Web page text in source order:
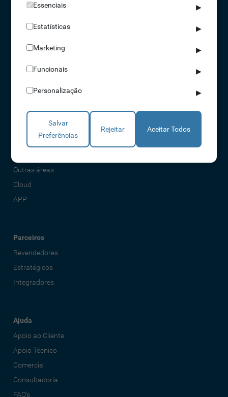
Livro de reclamações
Soluções
Acessos
Torniquetes
Parques Auto
Rondas e Serviços
Outras áreas
Cloud
APP
Parceiros
Revendedores
Estratégicos
Integradores
Ajuda
Apoio ao Cliente
Apoio Técnico
Comercial
Consultadoria
FAQ's
Essenciais ▶
Estatísticas ▶
Marketing ▶
Funcionais ▶
Personalização ▶
Salvar
Preferências
Rejeitar Aceitar Todos